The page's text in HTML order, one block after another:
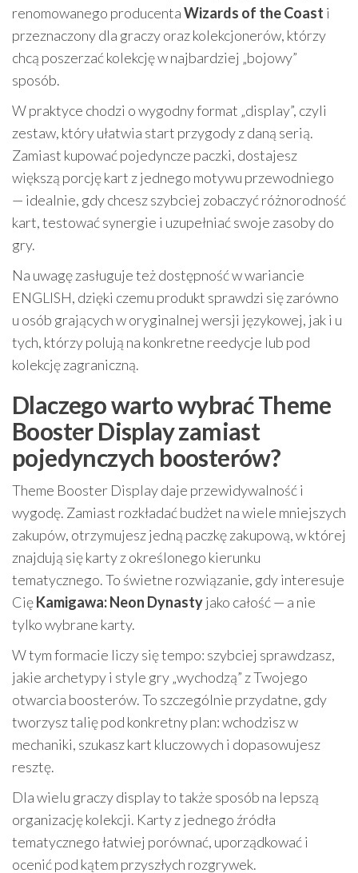
renomowanego producentaWizards of the Coast i
przeznaczony dla graczy oraz kolekcjonerów, którzy
chcą poszerzać kolekcję w najbardziej „bojowy”
sposób.
W praktyce chodzi o wygodny format „display”, czyli
zestaw, który ułatwia start przygody z daną serią.
Zamiast kupować pojedyncze paczki, dostajesz
większą porcję kart z jednego motywu przewodniego
— idealnie, gdy chcesz szybciej zobaczyć różnorodność
kart, testować synergie i uzupełniać swoje zasoby do
gry.
Na uwagę zasługuje też dostępność w wariancie
ENGLISH, dzięki czemu produkt sprawdzi się zarówno
u osób grających w oryginalnej wersji językowej, jak i u
tych, którzy polują na konkretne reedycje lub pod
kolekcję zagraniczną.
Dlaczego warto wybrać Theme
Booster Display zamiast
pojedynczych boosterów?
Theme Booster Display daje przewidywalność i
wygodę. Zamiast rozkładać budżet na wiele mniejszych
zakupów, otrzymujesz jedną paczkę zakupową, w której
znajdują się karty z określonego kierunku
tematycznego. To świetne rozwiązanie, gdy interesuje
CięKamigawa: Neon Dynastyjako całość — a nie
tylko wybrane karty.
W tym formacie liczy się tempo: szybciej sprawdzasz,
jakie archetypy i style gry „wychodzą” z Twojego
otwarcia boosterów. To szczególnie przydatne, gdy
tworzysz talię pod konkretny plan: wchodzisz w
mechaniki, szukasz kart kluczowych i dopasowujesz
resztę.
Dla wielu graczy display to także sposób na lepszą
organizację kolekcji. Karty z jednego źródła
tematycznego łatwiej porównać, uporządkować i
ocenić pod kątem przyszłych rozgrywek.